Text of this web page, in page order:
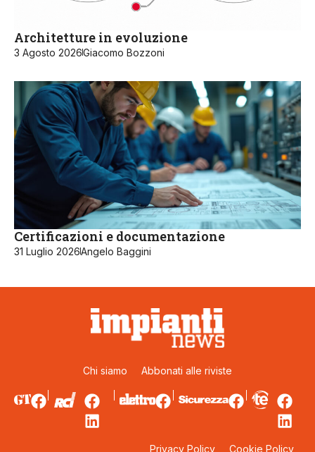
Architetture in evoluzione
3 Agosto 2026Giacomo Bozzoni
Certificazioni e documentazione
31 Luglio 2026Angelo Baggini
Chi siamo Abbonati alle riviste
Privacy Policy Cookie Policy